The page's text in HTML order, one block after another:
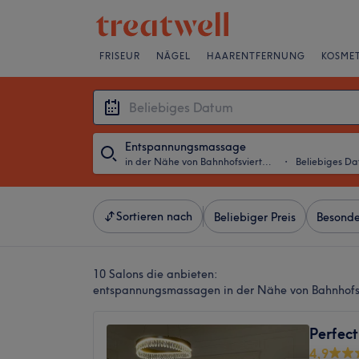
FRISEUR NÄGEL HAARENTFERNUNG
Entspannungsmassage
in der Nähe von Bahnhofsviertel, Frankfurt am Main ・ Beliebiges
Sortieren nach Beliebiger Preis
10 Salons die anbieten:
entspannungsmassagen in der Nähe von
4,9